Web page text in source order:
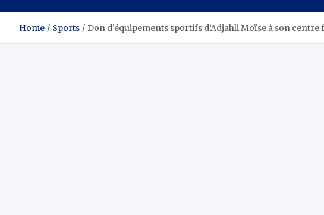
Home Sports Don d’équipements sportifs d’Adjahli Moïse à son centre